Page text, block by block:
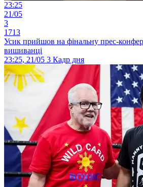
23:25
21/05
3
1713
Усик прийшов на фінальну прес-
вишиванці
23:25, 21/05 3 Кадр дня